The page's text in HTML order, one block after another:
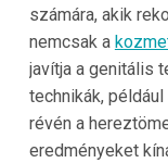
számára, akik
nemcsak a
javítja a genitális
technikák,
révén a
eredményeket